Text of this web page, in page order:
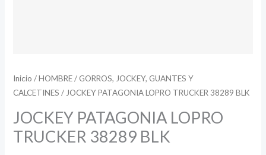
Inicio /HOMBRE/ GORROS, JOCKEY, GUANTES Y
CALCETINES / JOCKEY PATAGONIA LOPRO TRUCKER 38289 BLK
JOCKEY PATAGONIA LOPRO
TRUCKER 38289 BLK